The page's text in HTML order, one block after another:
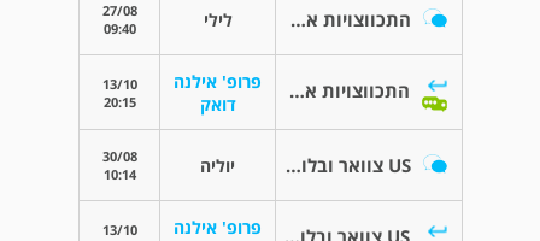
התכווצויות אחרי ניתוח צווארי לילי
27/08
09:40
התכווצויות אחרי ניתוח צווארי
פרופ' אילנה
דואק
13/10
20:15
US צוואר ובלוטת צוואר יוליה
30/08
10:14
פרופ' אילנה
13/10